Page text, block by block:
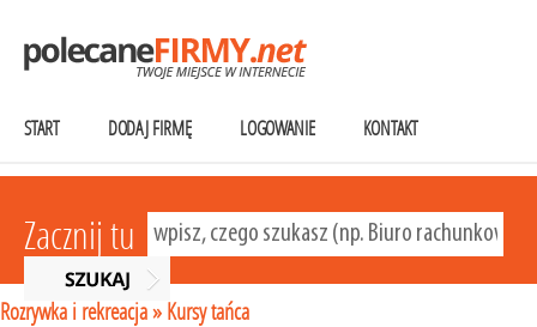
START DODAJ FIRMĘ LOGOWANIE KONTAKT
Zacznij tu
Rozrywka i rekreacja» Kursy tańca